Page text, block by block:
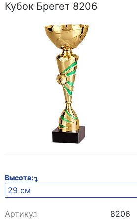
Кубок Брегет 8206
Высота:
29 см
Артикул
8206